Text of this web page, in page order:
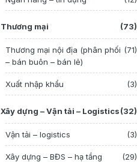
Thương mại (73)
Thương mại nội địa (phân phối
– bán buôn – bán lẻ)
(71)
Xuất nhập khẩu (3)
Xây dựng – Vận tải – Logistics(32)
Vận tải – logistics (3)
Xây dựng – BĐS – hạ tầng (29)